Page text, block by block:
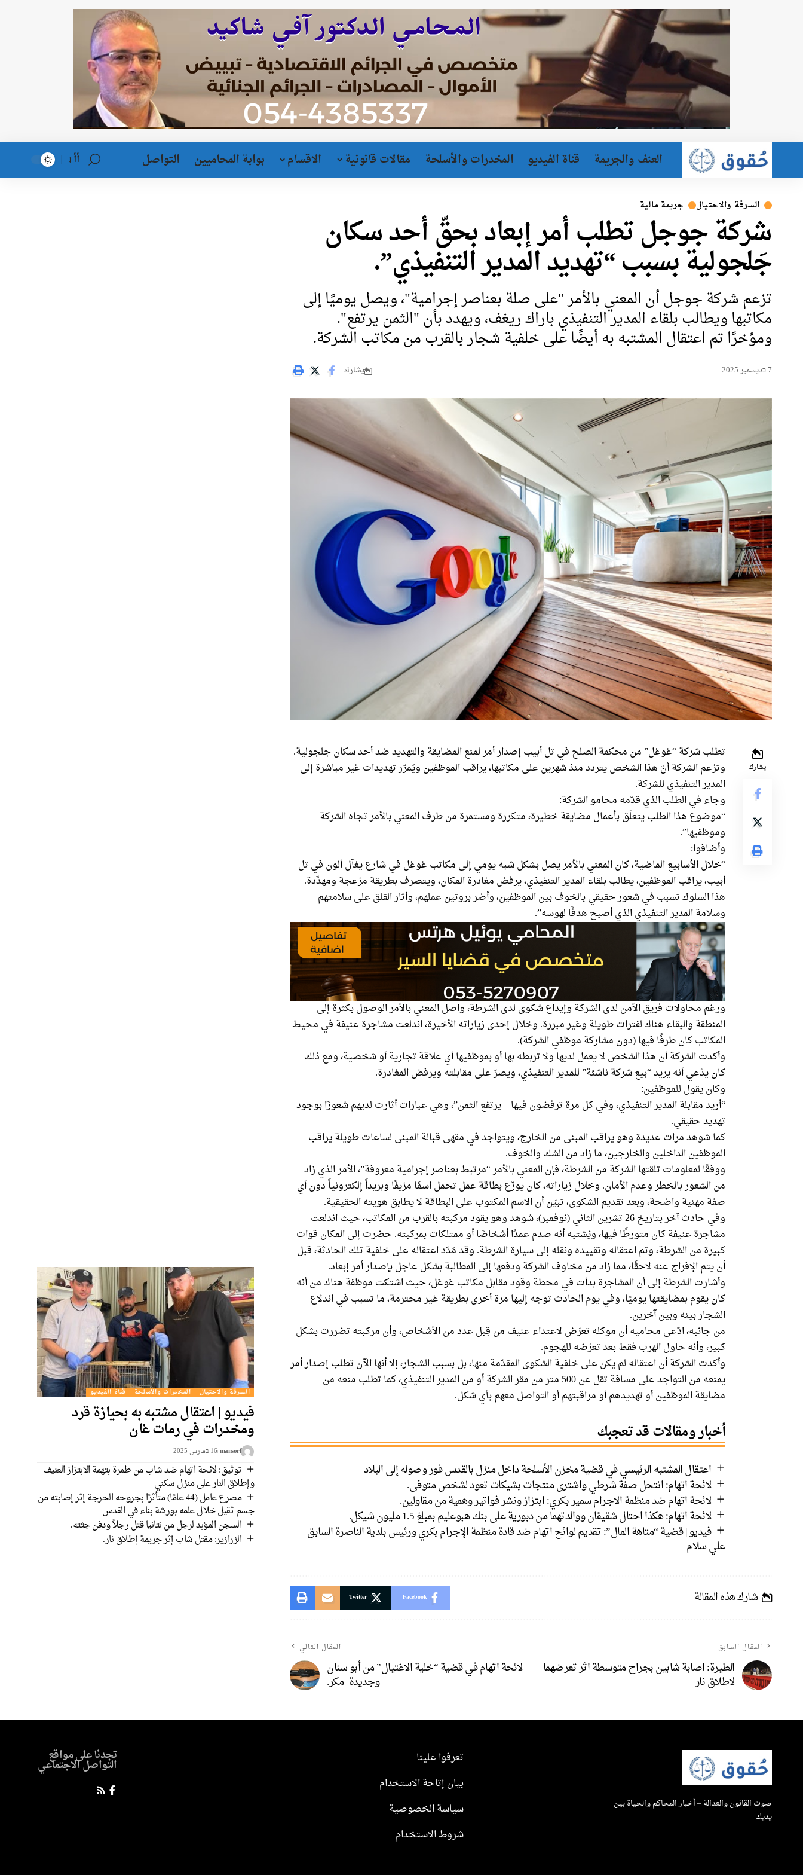
العنف والجريمة قناة الفيديو المخدرات والأسلحة مقالات قانونية الاقسام بوابة المحاميين التواصل أأ
السرقة والاحتيال جريمة مالية
شركة جوجل تطلب أمر إبعاد بحقّ أحد سكان
جَلجولية بسبب “تهديد المدير التنفيذي”.
تزعم شركة جوجل أن المعني بالأمر "على صلة بعناصر إجرامية"، ويصل يوميًا إلى
مكاتبها ويطالب بلقاء المدير التنفيذي باراك ريغف، ويهدد بأن "الثمن يرتفع".
ومؤخرًا تم اعتقال المشتبه به أيضًا على خلفية شجار بالقرب من مكاتب الشركة.
7 בديسمبر 2025 يشارك
يشارك
تطلب شركة “غوغل” من محكمة الصلح في تل أبيب إصدار أمر لمنع المضايقة والتهديد ضد أحد سكان جلجولية.
وتزعم الشركة أنّ هذا الشخص يتردد منذ شهرين على مكاتبها، يراقب الموظفين ويُمرّر تهديدات غير مباشرة إلى
المدير التنفيذي للشركة.
وجاء في الطلب الذي قدّمه محامو الشركة:
“موضوع هذا الطلب يتعلّق بأعمال مضايقة خطيرة، متكررة ومستمرة من طرف المعني بالأمر تجاه الشركة
وموظفيها”.
وأضافوا:
“خلال الأسابيع الماضية، كان المعني بالأمر يصل بشكل شبه يومي إلى مكاتب غوغل في شارع يغآل ألون في تل
أبيب، يراقب الموظفين، يطالب بلقاء المدير التنفيذي، يرفض مغادرة المكان، ويتصرف بطريقة مزعجة ومهدِّدة.
هذا السلوك تسبب في شعور حقيقي بالخوف بين الموظفين، وأضر بروتين عملهم، وأثار القلق على سلامتهم
وسلامة المدير التنفيذي الذي أصبح هدفًا لهوسه”.
ورغم محاولات فريق الأمن لدى الشركة وإيداع شكوى لدى الشرطة، واصل المعني بالأمر الوصول بكثرة إلى
المنطقة والبقاء هناك لفترات طويلة وغير مبررة. وخلال إحدى زياراته الأخيرة، اندلعت مشاجرة عنيفة في محيط
المكاتب كان طرفًا فيها (دون مشاركة موظفي الشركة).
وأكدت الشركة أن هذا الشخص لا يعمل لديها ولا تربطه بها أو بموظفيها أي علاقة تجارية أو شخصية، ومع ذلك
كان يدّعي أنه يريد “بيع شركة ناشئة” للمدير التنفيذي، ويصرّ على مقابلته ويرفض المغادرة.
وكان يقول للموظفين:
“أريد مقابلة المدير التنفيذي، وفي كل مرة ترفضون فيها – يرتفع الثمن”، وهي عبارات أثارت لديهم شعورًا بوجود
تهديد حقيقي.
كما شوهد مرات عديدة وهو يراقب المبنى من الخارج، ويتواجد في مقهى قبالة المبنى لساعات طويلة يراقب
الموظفين الداخلين والخارجين، ما زاد من الشك والخوف.
ووفقًا لمعلومات تلقتها الشركة من الشرطة، فإن المعني بالأمر “مرتبط بعناصر إجرامية معروفة”، الأمر الذي زاد
من الشعور بالخطر وعدم الأمان. وخلال زياراته، كان يوزّع بطاقة عمل تحمل اسمًا مزيفًا وبريداً إلكترونياً دون أي
صفة مهنية واضحة، وبعد تقديم الشكوى، تبيّن أن الاسم المكتوب على البطاقة لا يطابق هويته الحقيقية.
وفي حادث آخر بتاريخ 26 تشرين الثاني (نوفمبر)، شوهد وهو يقود مركبته بالقرب من المكاتب، حيث اندلعت
مشاجرة عنيفة كان متورطًا فيها، ويُشتبه أنه صدم عمدًا أشخاصًا أو ممتلكات بمركبته. حضرت إلى المكان قوات
كبيرة من الشرطة، وتم اعتقاله وتقييده ونقله إلى سيارة الشرطة. وقد مُدّد اعتقاله على خلفية تلك الحادثة، قبل
أن يتم الإفراج عنه لاحقًا، مما زاد من مخاوف الشركة ودفعها إلى المطالبة بشكل عاجل بإصدار أمر إبعاد.
وأشارت الشرطة إلى أن المشاجرة بدأت في محطة وقود مقابل مكاتب غوغل، حيث اشتكت موظفة هناك من أنه
كان يقوم بمضايقتها يوميًا، وفي يوم الحادث توجه إليها مرة أخرى بطريقة غير محترمة، ما تسبب في اندلاع
الشجار بينه وبين آخرين.
من جانبه، ادّعى محاميه أن موكله تعرّض لاعتداء عنيف من قِبل عدد من الأشخاص، وأن مركبته تضررت بشكل
كبير، وأنه حاول الهرب فقط بعد تعرّضه للهجوم.
وأكدت الشركة أن اعتقاله لم يكن على خلفية الشكوى المقدّمة منها، بل بسبب الشجار، إلا أنها الآن تطلب إصدار أمر
يمنعه من التواجد على مسافة تقل عن 500 متر من مقر الشركة أو من المدير التنفيذي، كما تطلب منعه من
مضايقة الموظفين أو تهديدهم أو مراقبتهم أو التواصل معهم بأي شكل.
أخبار ومقالات قد تعجبك
اعتقال المشتبه الرئيسي في قضية مخزن الأسلحة داخل منزل بالقدس فور وصوله إلى البلاد
لائحة اتهام: انتحل صفة شرطي واشترى منتجات بشيكات تعود لشخص متوفى.
لائحة اتهام ضد منظمة الاجرام سمير بكري: ابتزاز ونشر فواتير وهمية من مقاولين.
لائحة اتهام: هكذا احتال شقيقان ووالدتهما من دبورية على بنك هبوعليم بمبلغ 1.5 مليون شيكل.
فيديو | قضية “متاهة المال”: تقديم لوائح اتهام ضد قادة منظمة الإجرام بكري ورئيس بلدية الناصرة السابق
علي سلام
شارك هذه المقالة Facebook
Twitter
المقال السابق
الطيرة: اصابة شابين بجراح متوسطة اثر تعرضهما
لاطلاق نار
المقال التالي
لائحة اتهام في قضية “خلية الاغتيال” من أبو سنان
وجديدة–مكر.
السرقة والاحتيال المخدرات والأسلحة قناة الفيديو
فيديو | اعتقال مشتبه به بحيازة قرد
ومخدرات في رمات غان
mansorf16 בمارس 2025
توثيق: لائحة اتهام ضد شاب من طمرة بتهمة الابتزاز العنيف
وإطلاق النار على منزل سكني
مصرع عامل (44 عامًا) متأثرًا بجروحه الحرجة إثر إصابته من
جسم ثقيل خلال علمه بورشة بناء في القدس
السجن المؤبد لرجل من نتانيا قتل رجلاً ودفن جثته.
الزرازير: مقتل شاب إثر جريمة إطلاق نار.
صوت القانون والعدالة – أخبار المحاكم والحياة بين
يديك
تعرفوا علينا
بيان إتاحة الاستخدام
سياسة الخصوصية
شروط الاستخدام
تجدنا على مواقع
التواصل الاجتماعي